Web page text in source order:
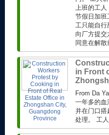
上班的工人
节假日加班
工只能自行
向厂方提
同意在解
in Front
From Da
一年多的血
并在门口搭
处理。 工